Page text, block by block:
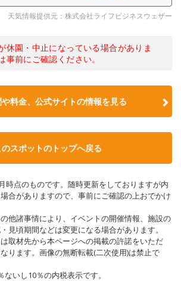
天気情報提供元：株式会社ライフビジネスウェザー
休園・中止になっている場合がありま
事前にご確認ください。
料金、公式サイトの情報を見る
のスポットのトップへ戻る
時点のものです。随時更新をしておりますが内
合がありますので、事前にご確認の上おでかけ
他諸事情により、イベントの開催情報、施設の
見頃期間などは変更になる場合があります。
取材先から本ページへの掲載の許諾をいただ
ります。画像の無断転載(二次使用)は禁止で
いし10％の内税表示です。